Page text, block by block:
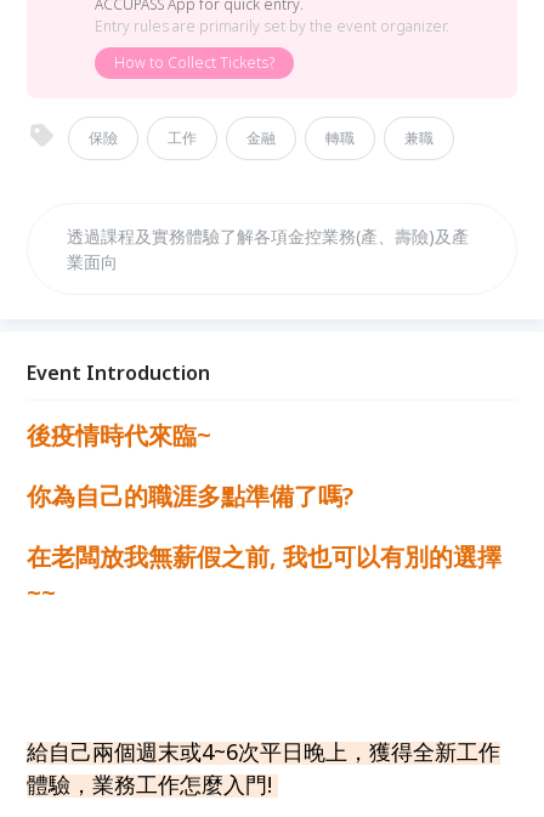
ACCUPASS App for quick entry.
Entry rules are primarily set by the event organizer.
How to Collect Tickets?
保險 工作 金融 轉職 兼職
透過課程及實務體驗了解各項金控業務(產、壽險)及產
業面向
Event Introduction
後疫情時代來臨~
你為自己的職涯多點準備了嗎?
在老闆放我無薪假之前, 我也可以有別的選擇
~~
給自己兩個週末或4~6次平日晚上，獲得全新工作
體驗，業務工作怎麼入門!